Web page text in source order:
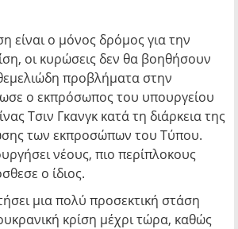
είναι ο μόνος δρόμος για την
οι κυρώσεις δεν θα βοηθήσουν
προβλήματα στην
ο εκπρόσωπος του υπουργείου
Τσιν Γκανγκ κατά τη διάρκεια της
των εκπροσώπων του Τύπου.
νέους, πιο περίπλοκους
ο ίδιος.
μια πολύ προσεκτική στάση
κρίση μέχρι τώρα, καθώς